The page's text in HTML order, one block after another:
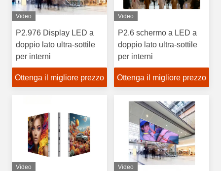
Video
P2.976 Display LED a
doppio lato ultra-sottile
per interni
Ottenga il migliore prezzo
Video
P2.6 schermo a LED a
doppio lato ultra-sottile
per interni
Ottenga il migliore prezzo
Video Video